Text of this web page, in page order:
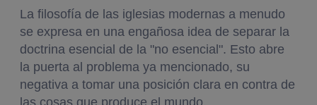
La filosofía de las iglesias modernas a menudo
se expresa en una engañosa idea de separar la
doctrina esencial de la "no esencial". Esto abre
la puerta al problema ya mencionado, su
negativa a tomar una posición clara en contra de
las cosas que produce el mundo.